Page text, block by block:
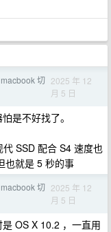
切 2025 年 12
月 5 日
是不好找了。
SSD 配合 S4 速度也
也就是 5 秒的事
切 2025 年 12
月 5 日
OS X 10.2 ，一直用